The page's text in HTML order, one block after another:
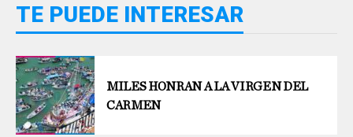
TE PUEDE INTERESAR
MILES HONRAN A LA VIRGEN DEL
CARMEN